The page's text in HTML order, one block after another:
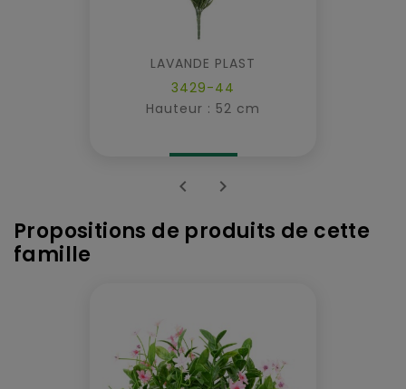
LAVANDE PLAST
3429-44
Hauteur : 52 cm
 
Propositions de produits de cette
famille